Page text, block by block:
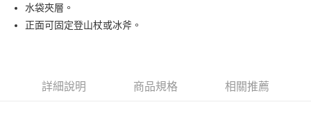
聯邦商業銀行
元大商業銀行
水袋夾層。
正面可固定登山杖或冰斧。
詳細說明 商品規格 相關推薦